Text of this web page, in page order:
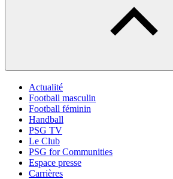
Actualité
Football masculin
Football féminin
Handball
PSG TV
Le Club
PSG for Communities
Espace presse
Carrières